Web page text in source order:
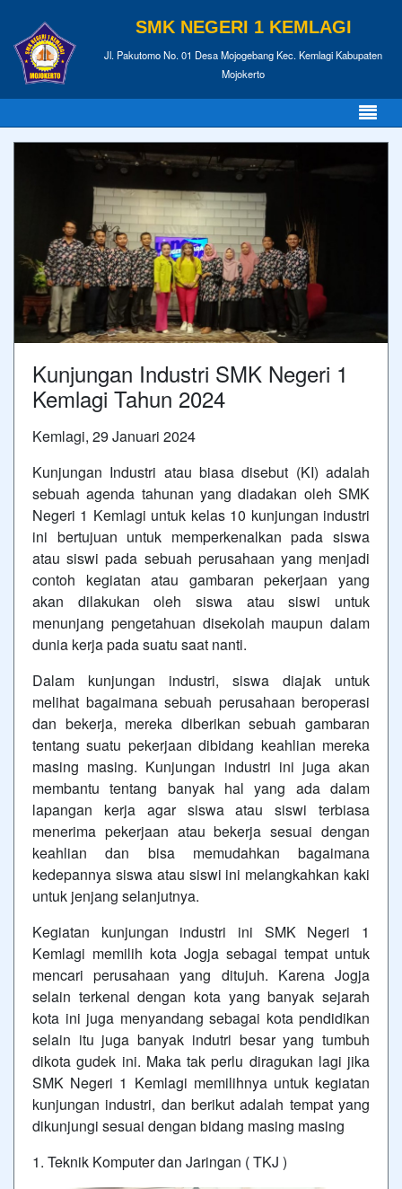
SMK NEGERI 1 KEMLAGI
Jl. Pakutomo No. 01 Desa Mojogebang Kec. Kemlagi Kabupaten
Mojokerto
Kunjungan Industri SMK Negeri 1
Kemlagi Tahun 2024
Kemlagi, 29 Januari 2024
Kunjungan Industri atau biasa disebut (KI) adalah
sebuah agenda tahunan yang diadakan oleh SMK
Negeri 1 Kemlagi untuk kelas 10 kunjungan industri
ini bertujuan untuk memperkenalkan pada siswa
atau siswi pada sebuah perusahaan yang menjadi
contoh kegiatan atau gambaran pekerjaan yang
akan dilakukan oleh siswa atau siswi untuk
menunjang pengetahuan disekolah maupun dalam
dunia kerja pada suatu saat nanti.
Dalam kunjungan industri, siswa diajak untuk
melihat bagaimana sebuah perusahaan beroperasi
dan bekerja, mereka diberikan sebuah gambaran
tentang suatu pekerjaan dibidang keahlian mereka
masing masing. Kunjungan industri ini juga akan
membantu tentang banyak hal yang ada dalam
lapangan kerja agar siswa atau siswi terbiasa
menerima pekerjaan atau bekerja sesuai dengan
keahlian dan bisa memudahkan bagaimana
kedepannya siswa atau siswi ini melangkahkan kaki
untuk jenjang selanjutnya.
Kegiatan kunjungan industri ini SMK Negeri 1
Kemlagi memilih kota Jogja sebagai tempat untuk
mencari perusahaan yang ditujuh. Karena Jogja
selain terkenal dengan kota yang banyak sejarah
kota ini juga menyandang sebagai kota pendidikan
selain itu juga banyak indutri besar yang tumbuh
dikota gudek ini. Maka tak perlu diragukan lagi jika
SMK Negeri 1 Kemlagi memilihnya untuk kegiatan
kunjungan industri, dan berikut adalah tempat yang
dikunjungi sesuai dengan bidang masing masing
1. Teknik Komputer dan Jaringan ( TKJ )